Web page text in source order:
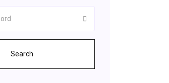
Search